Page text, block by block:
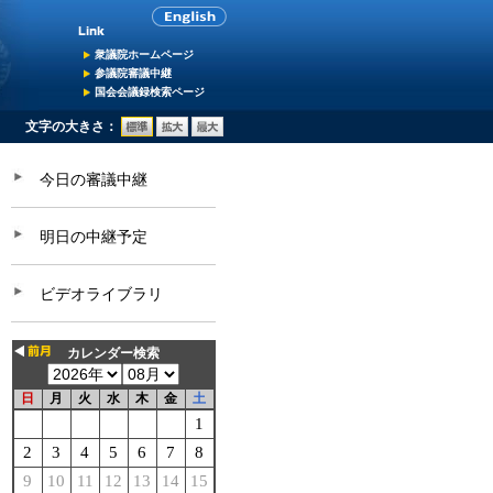
衆議院ホームページ
参議院審議中継
国会会議録検索ページ
文字の大きさ：
今日の審議中継
明日の中継予定
ビデオライブラリ
カレンダー検索
日 月 火 水 木 金 土
1
2
3 4 5 6 7
8
9
10 11 12 13 14
15